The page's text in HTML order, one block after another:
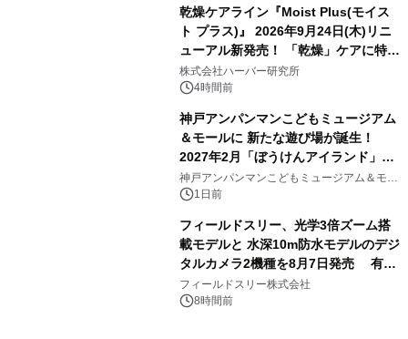
乾燥ケアライン『Moist Plus(モイス
ト プラス)』 2026年9月24日(木)リニ
ューアル新発売！ 「乾燥」ケアに特化
し、ライン使いで潤いに満ちた肌へ
株式会社ハーバー研究所
4時間前
神戸アンパンマンこどもミュージアム
＆モールに 新たな遊び場が誕生！
2027年2月「ぼうけんアイランド」が
オープン
神戸アンパンマンこどもミュージアム＆モー
ル 1日前
フィールドスリー、光学3倍ズーム搭
載モデルと 水深10m防水モデルのデジ
タルカメラ2機種を8月7日発売 有効
約1300万画素、用途別に選べるコンデ
ジ新登場
フィールドスリー株式会社
8時間前